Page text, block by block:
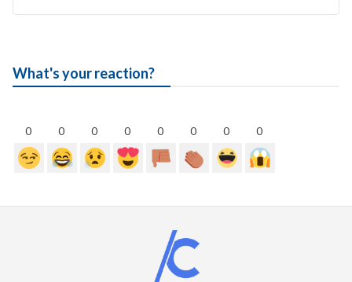
What's your reaction?
0 0 0 0 0 0 0 0